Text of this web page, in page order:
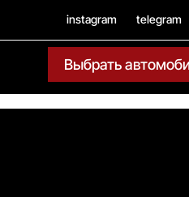
instagram telegram
Выбрать